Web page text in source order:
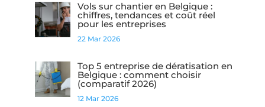
Vols sur chantier en Belgique :
chiffres, tendances et coût réel
pour les entreprises
22 Mar 2026
Top 5 entreprise de dératisation en
Belgique : comment choisir
(comparatif 2026)
12 Mar 2026